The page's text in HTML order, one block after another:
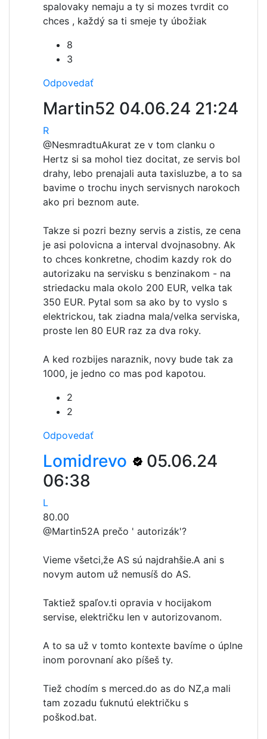
spalovaky nemaju a ty si mozes tvrdit co
chces , každý sa ti smeje ty úbožiak
8
3
Odpovedať
Martin52 04.06.24 21:24
R
@NesmradtuAkurat ze v tom clanku o
Hertz si sa mohol tiez docitat, ze servis bol
drahy, lebo prenajali auta taxisluzbe, a to sa
bavime o trochu inych servisnych narokoch
ako pri beznom aute.
Takze si pozri bezny servis a zistis, ze cena
je asi polovicna a interval dvojnasobny. Ak
to chces konkretne, chodim kazdy rok do
autorizaku na servisku s benzinakom - na
striedacku mala okolo 200 EUR, velka tak
350 EUR. Pytal som sa ako by to vyslo s
elektrickou, tak ziadna mala/velka serviska,
proste len 80 EUR raz za dva roky.
A ked rozbijes naraznik, novy bude tak za
1000, je jedno co mas pod kapotou.
2
2
Odpovedať
Lomidrevo
05.06.24
06:38
L
80.00
@Martin52A prečo ' autorizák'?
Vieme všetci,že AS sú najdrahšie.A ani s
novym autom už nemusíš do AS.
Taktiež spaľov.ti opravia v hocijakom
servise, električku len v autorizovanom.
A to sa už v tomto kontexte bavíme o úplne
inom porovnaní ako píšeš ty.
Tiež chodím s merced.do as do NZ,a mali
tam zozadu ťuknutú električku s
poškod.bat.